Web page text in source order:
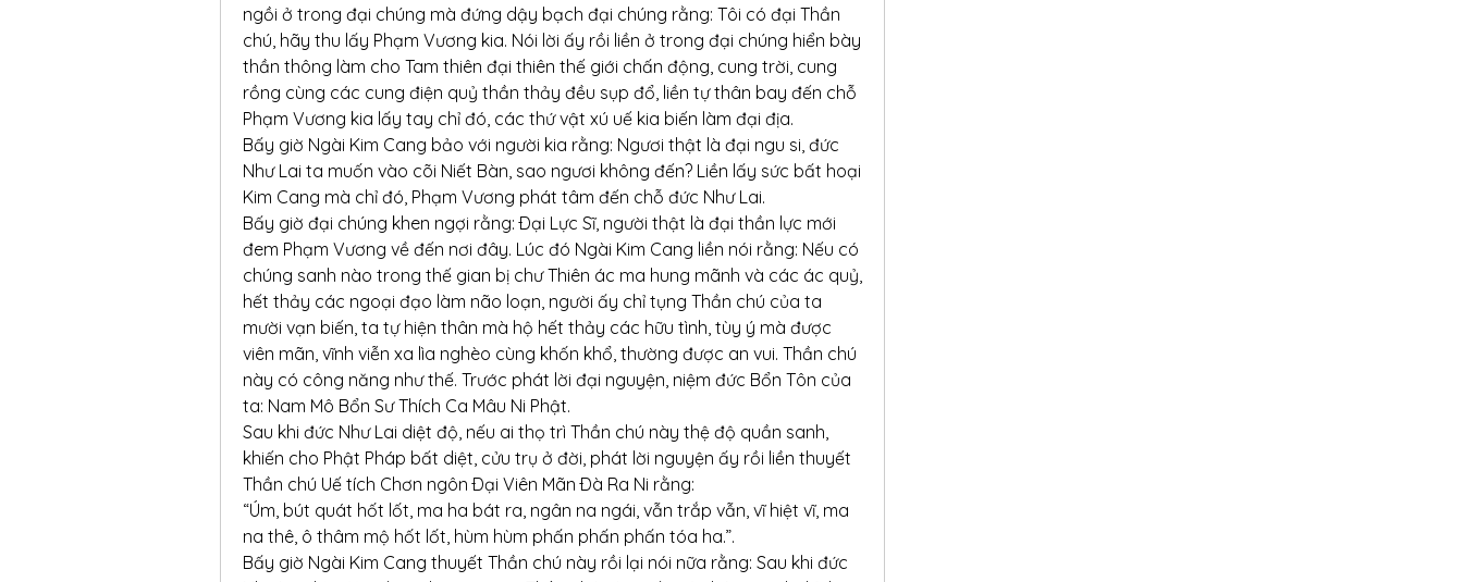
ngồi ở trong đại chúng mà đứng dậy bạch đại chúng rằng: Tôi có đại Thần
chú, hãy thu lấy Phạm Vương kia. Nói lời ấy rồi liền ở trong đại chúng hiển bày
thần thông làm cho Tam thiên đại thiên thế giới chấn động, cung trời, cung
rồng cùng các cung điện quỷ thần thảy đều sụp đổ, liền tự thân bay đến chỗ
Phạm Vương kia lấy tay chỉ đó, các thứ vật xú uế kia biến làm đại địa.
Bấy giờ Ngài Kim Cang bảo với người kia rằng: Ngươi thật là đại ngu si, đức
Như Lai ta muốn vào cõi Niết Bàn, sao ngươi không đến? Liền lấy sức bất hoại
Kim Cang mà chỉ đó, Phạm Vương phát tâm đến chỗ đức Như Lai.
Bấy giờ đại chúng khen ngợi rằng: Ðại Lực Sĩ, người thật là đại thần lực mới
đem Phạm Vương về đến nơi đây. Lúc đó Ngài Kim Cang liền nói rằng: Nếu có
chúng sanh nào trong thế gian bị chư Thiên ác ma hung mãnh và các ác quỷ,
hết thảy các ngoại đạo làm não loạn, người ấy chỉ tụng Thần chú của ta
mười vạn biến, ta tự hiện thân mà hộ hết thảy các hữu tình, tùy ý mà được
viên mãn, vĩnh viễn xa lìa nghèo cùng khốn khổ, thường được an vui. Thần chú
này có công năng như thế. Trước phát lời đại nguyện, niệm đức Bổn Tôn của
ta: Nam Mô Bổn Sư Thích Ca Mâu Ni Phật.
Sau khi đức Như Lai diệt độ, nếu ai thọ trì Thần chú này thệ độ quần sanh,
khiến cho Phật Pháp bất diệt, cửu trụ ở đời, phát lời nguyện ấy rồi liền thuyết
Thần chú Uế tích Chơn ngôn Ðại Viên Mãn Ðà Ra Ni rằng:
“Úm, bút quát hốt lốt, ma ha bát ra, ngân na ngái, vẫn trắp vẫn, vĩ hiệt vĩ, ma
na thê, ô thâm mộ hốt lốt, hùm hùm phấn phấn phấn tóa ha.”.
Bấy giờ Ngài Kim Cang thuyết Thần chú này rồi lại nói nữa rằng: Sau khi đức